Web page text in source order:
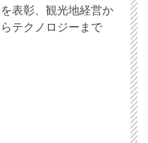
を表彰、観光地経営か
らテクノロジーまで